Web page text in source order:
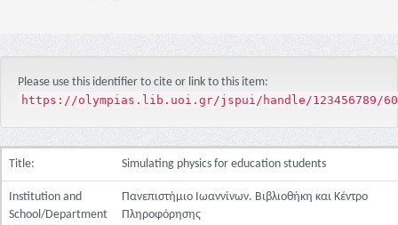
Please use this identifier to cite or link to this item:
https://olympias.lib.uoi.gr/jspui/handle/123456789/
Title: Simulating physics for education students
Institution and
School/Department
Πανεπιστήμιο Ιωαννίνων. Βιβλιοθήκη και Κέντρο
Πληροφόρησης